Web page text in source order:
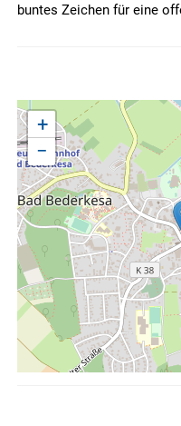
buntes Zeichen für eine
+
−